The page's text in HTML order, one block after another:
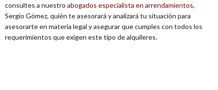
consultes a nuestro abogados especialista en arrendamientos,
Sergio Gómez, quién te asesorará y analizará tu situación para
asesorarte en materia legal y asegurar que cumples con todos los
requerimientos que exigen este tipo de alquileres.